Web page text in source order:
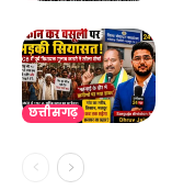
छत्तीसगढ़